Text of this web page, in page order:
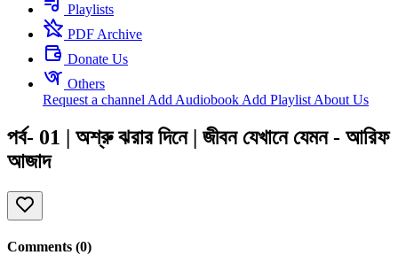
Playlists
PDF Archive
Donate Us
Others
Request a channel Add Audiobook Add Playlist About Us
পর্ব- 01 | অশ্রু ঝরার দিনে | জীবন যেখানে যেমন - আরিফ
আজাদ
Comments (0)